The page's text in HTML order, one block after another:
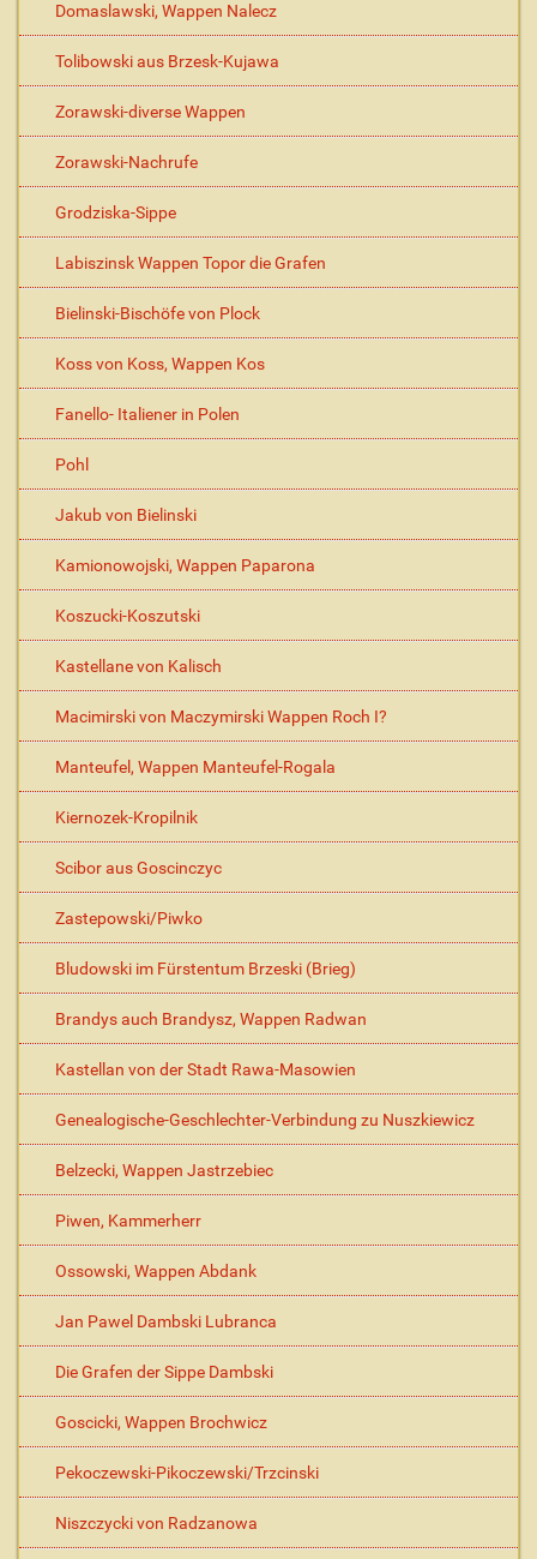
Domaslawski, Wappen Nalecz
Tolibowski aus Brzesk-Kujawa
Zorawski-diverse Wappen
Zorawski-Nachrufe
Grodziska-Sippe
Labiszinsk Wappen Topor die Grafen
Bielinski-Bischöfe von Plock
Koss von Koss, Wappen Kos
Fanello- Italiener in Polen
Pohl
Jakub von Bielinski
Kamionowojski, Wappen Paparona
Koszucki-Koszutski
Kastellane von Kalisch
Macimirski von Maczymirski Wappen Roch I?
Manteufel, Wappen Manteufel-Rogala
Kiernozek-Kropilnik
Scibor aus Goscinczyc
Zastepowski/Piwko
Bludowski im Fürstentum Brzeski (Brieg)
Brandys auch Brandysz, Wappen Radwan
Kastellan von der Stadt Rawa-Masowien
Genealogische-Geschlechter-Verbindung zu Nuszkiewicz
Belzecki, Wappen Jastrzebiec
Piwen, Kammerherr
Ossowski, Wappen Abdank
Jan Pawel Dambski Lubranca
Die Grafen der Sippe Dambski
Goscicki, Wappen Brochwicz
Pekoczewski-Pikoczewski/Trzcinski
Niszczycki von Radzanowa